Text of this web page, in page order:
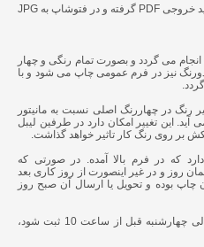
در صورتی که توسط کرل طراحی کرده اید خروجی PDF گرفته و در فتوشاپ به JPG
می گردد و بصورت تمام رنگی و چهار
نیز در فرم عمومی چاپ می شود و با
تا 15 درصد تغییر رنگ در چهاررنگ اصلی نسبت به مانیتور
آید. این تغییر امکان دارد در طرفین لیبل
بر روی رنگ کار تاثیر خواهد گذاشت.
که در فرم بالا آمده. در صورتی که
ثبت شود از همان روز و در غیر اینصورت از روز کاری بعد
چاپ بوده و تحویل یا ارسال آن صبح روز
سفارشات یکروزه در صورتی که شنبه الی چهارشنبه قبل از ساعت 10 ثبت شود،